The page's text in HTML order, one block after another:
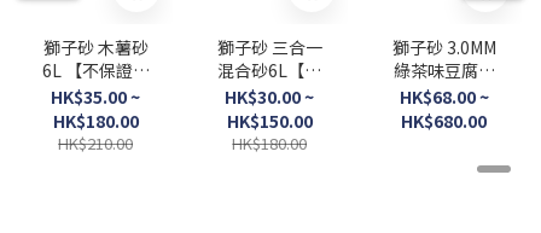
獅子砂 木薯砂
6L 【不保證真
空包裝】
HK$35.00 ~
HK$180.00
HK$210.00
獅子砂 三合一
混合砂6L【不
保證真空包裝】
HK$30.00 ~
HK$150.00
HK$180.00
獅子砂 3.0MM
綠茶味豆腐貓
砂．18L
HK$68.00 ~
HK$680.00